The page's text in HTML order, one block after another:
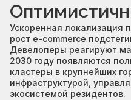
Ускоренная локализация
рост e-commerce
Девелоперы реагируют
2030 году появляются
кластеры в крупнейших
инфраструктурой,
экосистемой резидентов.